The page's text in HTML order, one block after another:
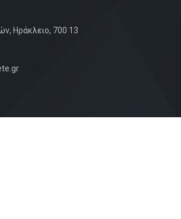
Ηράκλειο, 700 13